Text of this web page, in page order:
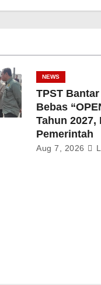
NEWS
TPST
Bebas
Tahun 2027,
Pemerintah
Aug 7, 2026